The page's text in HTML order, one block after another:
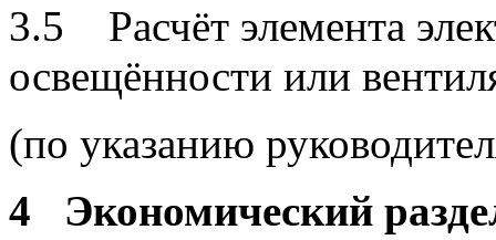
3.5 Расчёт элемента
освещённости или
(по указанию
4 Экономический